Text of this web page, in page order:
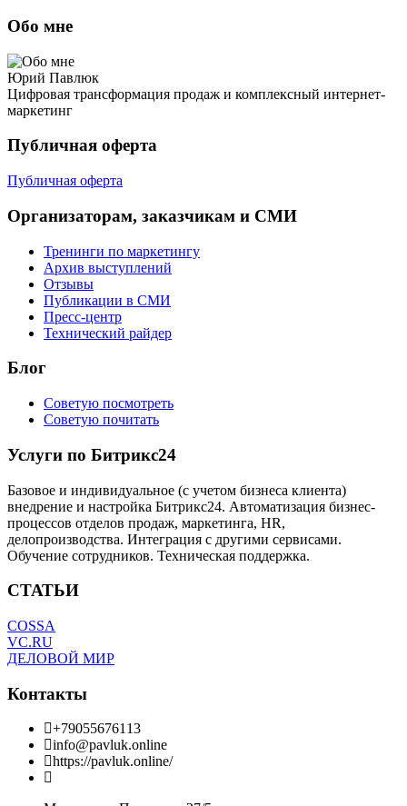
Обо мне
Юрий Павлюк
Цифровая трансформация продаж и комплексный интернет-
маркетинг
Публичная оферта
Публичная оферта
Организаторам, заказчикам и СМИ
Тренинги по маркетингу
Архив выступлений
Отзывы
Публикации в СМИ
Пресс-центр
Технический райдер
Блог
Советую посмотреть
Советую почитать
Услуги по Битрикс24
Базовое и индивидуальное (с учетом бизнеса клиента)
внедрение и настройка Битрикс24. Автоматизация бизнес-
процессов отделов продаж, маркетинга, HR,
делопроизводства. Интеграция с другими сервисами.
Обучение сотрудников. Техническая поддержка.
СТАТЬИ
COSSA
VC.RU
ДЕЛОВОЙ МИР
Контакты
+79055676113
info@pavluk.online
https://pavluk.online/